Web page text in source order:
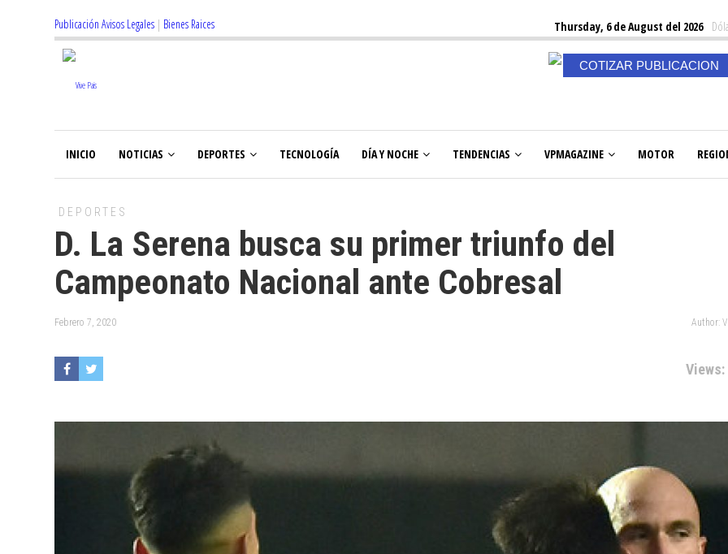
Publicación Avisos Legales | Bienes Raices Thursday, 6 de August del 2026
COTIZAR PUBLICACION
INICIO NOTICIAS DEPORTES TECNOLOGÍA DÍA Y NOCHE TENDENCIAS VPMAGAZINE MOTOR
DEPORTES
D. La Serena busca su primer triunfo del
Campeonato Nacional ante Cobresal
Febrero 7, 2020 Author:
Views: